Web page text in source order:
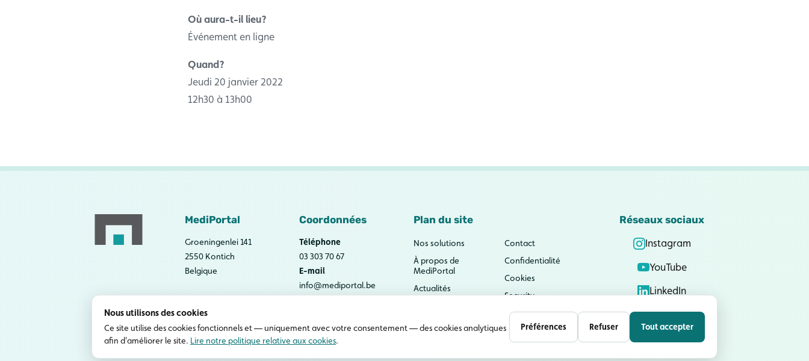
Où aura-t-il lieu?
Événement en ligne
Quand?
Jeudi 20 janvier 2022
12h30 à 13h00
MediPortal
Groeningenlei 141
2550 Kontich
Belgique
Coordonnées
Téléphone
03 303 70 67
E-mail
info@mediportal.be
Plan du site
Nos solutions
À propos de
MediPortal
Actualités
Contact
Confidentialité
Cookies
Security
Réseaux sociaux
Instagram
YouTube
LinkedIn
Nous utilisons des cookies
Ce site utilise des cookies fonctionnels et — uniquement avec votre consentement — des cookies analytiques
afin d'améliorer le site. Lire notre politique relative aux cookies.
Préférences Refuser Tout accepter